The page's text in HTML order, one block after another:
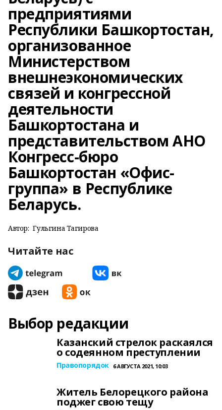
предприятиями
Республики Башкортостан,
организованное
Министерством
внешнеэкономических
связей и конгрессной
деятельности
Башкортостана и
представительством АНО
Конгресс-бюро
Башкортостан «Офис-
группа» в Республике
Беларусь.
Автор: Гульгина Тагирова
Читайте нас
Выбор редакции
Казанский стрелок раскаялся
о содеянном преступлении
Правопорядок 6 АВГУСТА 2021, 10:03
Житель Белорецкого района
поджег свою тещу